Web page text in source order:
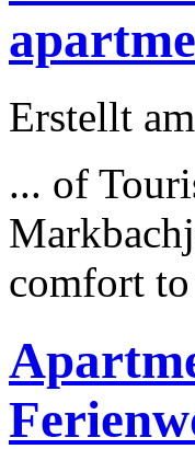
Erstellt
... of
comfort